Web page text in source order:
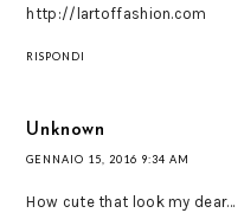
http://lartoffashion.com
RISPONDI
Unknown
GENNAIO 15, 2016 9:34 AM
How cute that look my dear...